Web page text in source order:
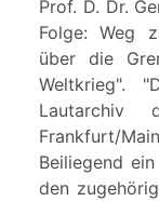
Prof. D. Dr.
Folge: Weg
über die
Weltkrieg".
Lautarchiv
Frankfurt/
Beiliegend
den